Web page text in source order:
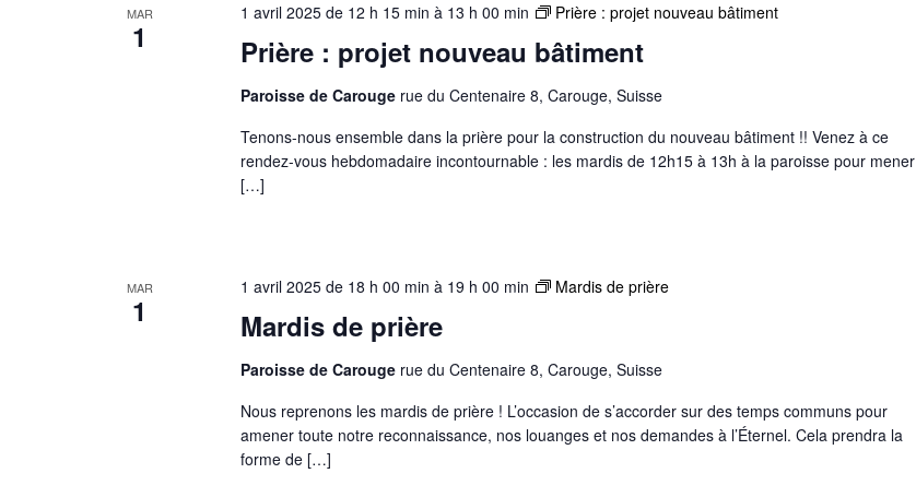
MAR
1 Prière : projet nouveau bâtiment
1 avril 2025 de 12 h 15 min à 13 h 00 min Prière : projet nouveau bâtiment
Paroisse de Carouge rue du Centenaire 8, Carouge, Suisse
Tenons-nous ensemble dans la prière pour la construction du nouveau bâtiment !! Venez à ce
rendez-vous hebdomadaire incontournable : les mardis de 12h15 à 13h à la paroisse pour mener
[…]
MAR
1 Mardis de prière
1 avril 2025 de 18 h 00 min à 19 h 00 min Mardis de prière
Paroisse de Carouge rue du Centenaire 8, Carouge, Suisse
Nous reprenons les mardis de prière ! L’occasion de s’accorder sur des temps communs pour
amener toute notre reconnaissance, nos louanges et nos demandes à l’Éternel. Cela prendra la
forme de […]